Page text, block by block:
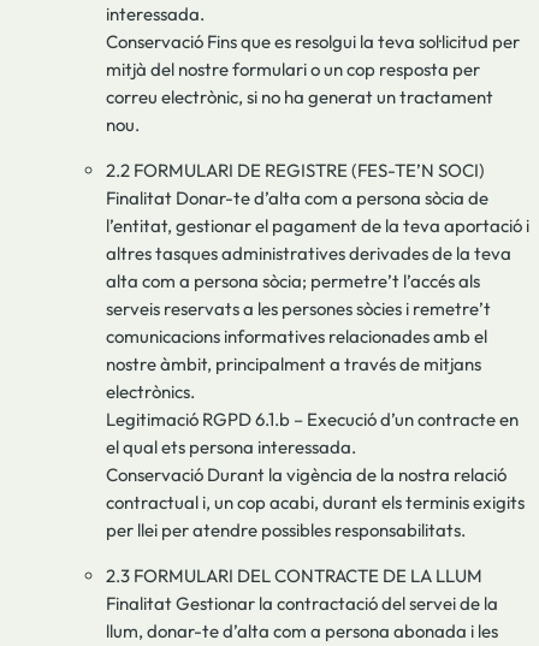
interessada.
Conservació Fins que es resolgui la teva sol·licitud per
mitjà del nostre formulari o un cop resposta per
correu electrònic, si no ha generat un tractament
nou.
2.2 FORMULARI DE REGISTRE (FES-TE’N SOCI)
Finalitat Donar-te d’alta com a persona sòcia de
l’entitat, gestionar el pagament de la teva aportació i
altres tasques administratives derivades de la teva
alta com a persona sòcia; permetre’t l’accés als
serveis reservats a les persones sòcies i remetre’t
comunicacions informatives relacionades amb el
nostre àmbit, principalment a través de mitjans
electrònics.
Legitimació RGPD 6.1.b – Execució d’un contracte en
el qual ets persona interessada.
Conservació Durant la vigència de la nostra relació
contractual i, un cop acabi, durant els terminis exigits
per llei per atendre possibles responsabilitats.
2.3 FORMULARI DEL CONTRACTE DE LA LLUM
Finalitat Gestionar la contractació del servei de la
llum, donar-te d’alta com a persona abonada i les